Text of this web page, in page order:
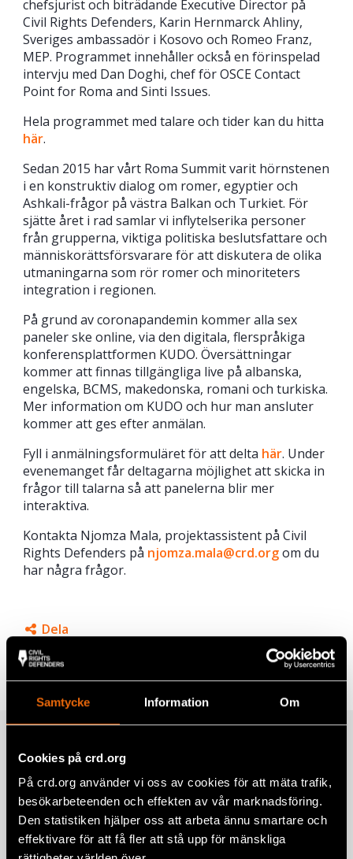
Samtycke Information Om
Cookies på crd.org
På crd.org använder vi oss av cookies för att mäta trafik,
besökarbeteenden och effekten av vår marknadsföring.
Den statistiken hjälper oss att arbeta ännu smartare och
effektivare för att få fler att stå upp för mänskliga
chefsjurist och biträdande Executive Director på
Civil Rights Defenders, Karin Hernmarck Ahliny,
Sveriges ambassadör i Kosovo och Romeo Franz,
MEP. Programmet innehåller också en förinspelad
intervju med Dan Doghi, chef för OSCE Contact
Point for Roma and Sinti Issues.
Hela programmet med talare och tider kan du hitta
här.
Sedan 2015 har vårt Roma Summit varit hörnstenen
i en konstruktiv dialog om romer, egyptier och
Ashkali-frågor på västra Balkan och Turkiet. För
sjätte året i rad samlar vi inflytelserika personer
från grupperna, viktiga politiska beslutsfattare och
människorättsförsvarare för att diskutera de olika
utmaningarna som rör romer och minoriteters
integration i regionen.
På grund av coronapandemin kommer alla sex
paneler ske online, via den digitala, flerspråkiga
konferensplattformen KUDO. Översättningar
kommer att finnas tillgängliga live på albanska,
engelska, BCMS, makedonska, romani och turkiska.
Mer information om KUDO och hur man ansluter
kommer att ges efter anmälan.
Fyll i anmälningsformuläret för att delta här. Under
evenemanget får deltagarna möjlighet att skicka in
frågor till talarna så att panelerna blir mer
interaktiva.
Kontakta Njomza Mala, projektassistent på Civil
Rights Defenders på njomza.mala@crd.orgom du
har några frågor.
Dela
Google+
Mail
Taggar
Relaterade artiklar
Prideparad i Bosnien och Hercegovina
samlade hundratals för lika
rättigheter